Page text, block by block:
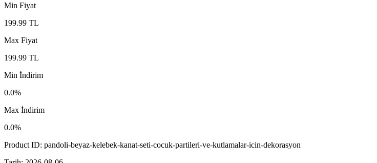
Min Fiyat
199.99 TL
Max Fiyat
199.99 TL
Min İndirim
0.0%
Max İndirim
0.0%
Product ID: pandoli-beyaz-kelebek-kanat-seti-cocuk-partileri-ve-kutlamalar-icin-dekorasyon